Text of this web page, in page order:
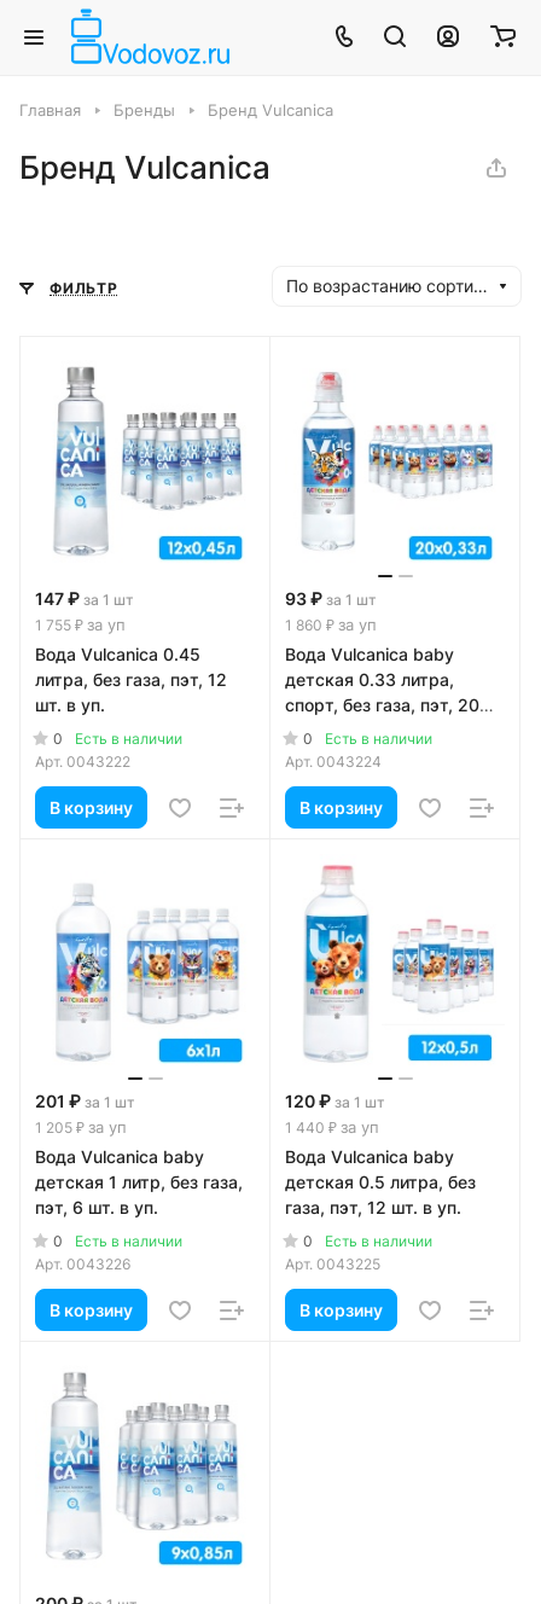
Главная Бренды Бренд Vulcanica
Бренд Vulcanica
ФИЛЬТР По возрастанию сортировки
147 ₽ за 1 шт
1 755 ₽ за уп
Вода Vulcanica 0.45
литра, без газа, пэт, 12
шт. в уп.
0
Есть в наличии
Арт. 0043222
В корзину
93 ₽ за 1 шт
1 860 ₽ за уп
Вода Vulcanica baby
детская 0.33 литра,
спорт, без газа, пэт, 20
шт. в уп.
0
Есть в наличии
Арт. 0043224
В корзину
201 ₽ за 1 шт
1 205 ₽ за уп
Вода Vulcanica baby
детская 1 литр, без газа,
пэт, 6 шт. в уп.
0
Есть в наличии
Арт. 0043226
В корзину
120 ₽ за 1 шт
1 440 ₽ за уп
Вода Vulcanica baby
детская 0.5 литра, без
газа, пэт, 12 шт. в уп.
0
Есть в наличии
Арт. 0043225
В корзину